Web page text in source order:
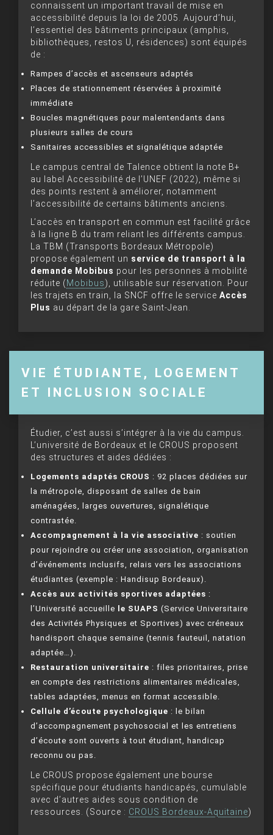
connaissent un important travail de mise en
accessibilité depuis la loi de 2005. Aujourd’hui,
l’essentiel des bâtiments principaux (amphis,
bibliothèques, restos U, résidences) sont équipés
de :
Rampes d’accès et ascenseurs adaptés
Places de stationnement réservées à proximité
immédiate
Boucles magnétiques pour malentendants dans
plusieurs salles de cours
Sanitaires accessibles et signalétique adaptée
Le campus central de Talence obtient la note B+
au label Accessibilité de l’UNEF (2022), même si
des points restent à améliorer, notamment
l’accessibilité de certains bâtiments anciens.
L’accès en transport en commun est facilité grâce
à la ligne B du tram reliant les différents campus.
La TBM (Transports Bordeaux Métropole)
propose également un service de transport à la
demande Mobibus pour les personnes à mobilité
réduite ( Mobibus), utilisable sur réservation. Pour
les trajets en train, la SNCF offre le service Accès
Plus au départ de la gare Saint-Jean.
VIE ÉTUDIANTE, LOGEMENT
ET INCLUSION SOCIALE
Étudier, c’est aussi s’intégrer à la vie du campus.
L’université de Bordeaux et le CROUS proposent
des structures et aides dédiées :
Logements adaptés CROUS : 92 places dédiées sur
la métropole, disposant de salles de bain
aménagées, larges ouvertures, signalétique
contrastée.
Accompagnement à la vie associative : soutien
pour rejoindre ou créer une association, organisation
d’événements inclusifs, relais vers les associations
étudiantes (exemple : Handisup Bordeaux).
Accès aux activités sportives adaptées :
l’Université accueille
le SUAPS (Service Universitaire
des Activités Physiques et Sportives) avec créneaux
handisport chaque semaine (tennis fauteuil, natation
adaptée…).
Restauration universitaire : files prioritaires, prise
en compte des restrictions alimentaires médicales,
tables adaptées, menus en format accessible.
Cellule d’écoute psychologique : le bilan
d’accompagnement psychosocial et les entretiens
d’écoute sont ouverts à tout étudiant, handicap
reconnu ou pas.
Le CROUS propose également une bourse
spécifique pour étudiants handicapés, cumulable
avec d’autres aides sous condition de
ressources. (Source : CROUS Bordeaux-Aquitaine)